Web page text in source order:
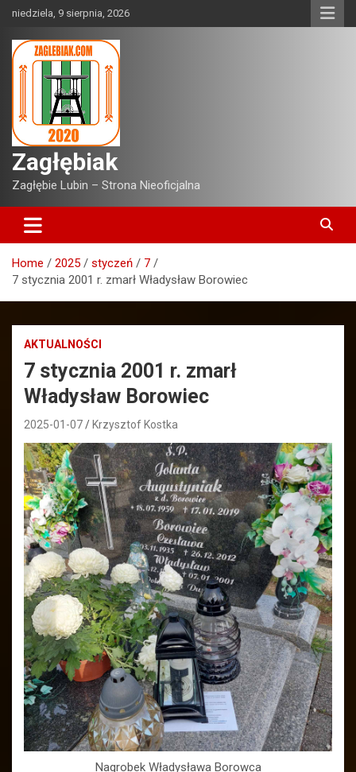
Skip
content
niedziela, 9 sierpnia, 2026
Zagłębiak
Zagłębie Lubin – Strona Nieoficjalna
Home 2025 styczeń
7
7 stycznia 2001 r. zmarł Władysław Borowiec
AKTUALNOŚCI
7 stycznia 2001 r. zmarł
Władysław Borowiec
2025-01-07 Krzysztof Kostka
Nagrobek Władysława Borowca